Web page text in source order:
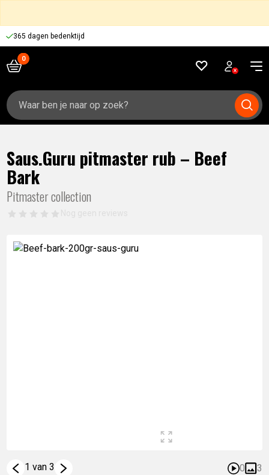
365 dagen bedenktijd
Zoeken
naar:
Saus.Guru pitmaster rub – Beef
Bark
Pitmaster collection
1 van 3 0 3